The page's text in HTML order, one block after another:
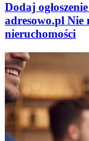
Dodaj
adresowo.pl Nie
nieruchomości